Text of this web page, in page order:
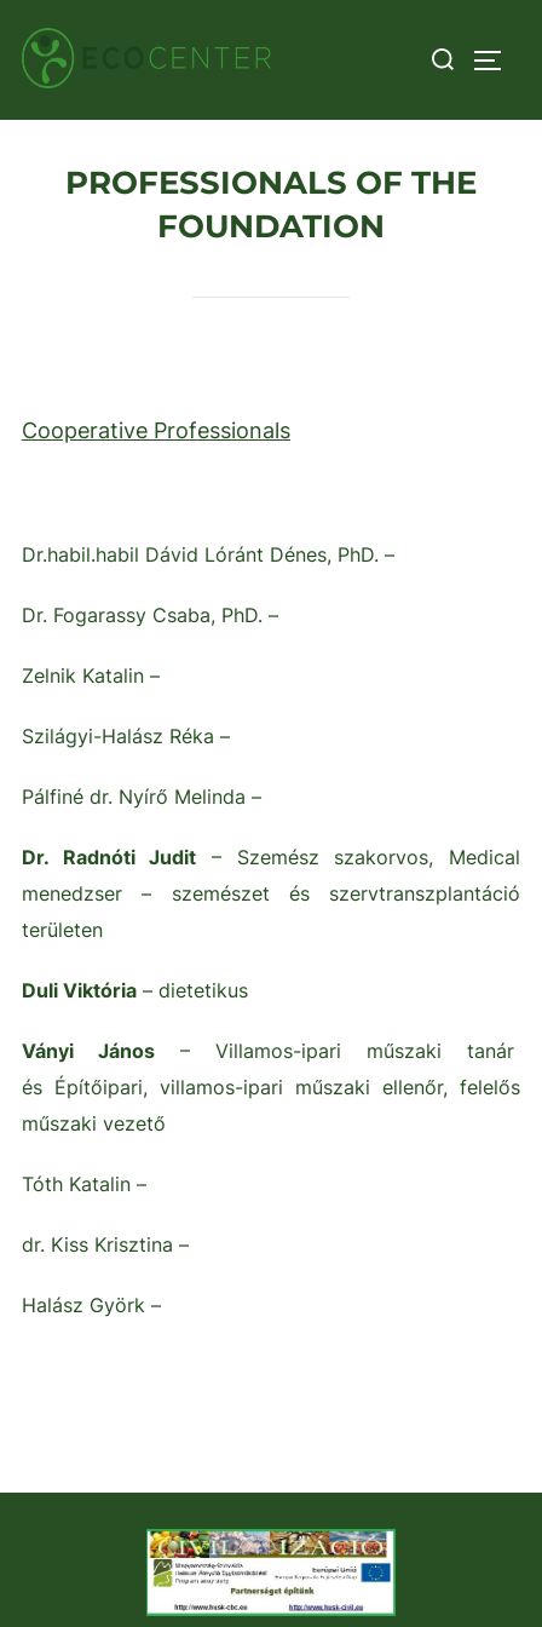
content
Search
PROFESSIONALS OF THE
FOUNDATION
Cooperative Professionals
Dr.habil.habil Dávid Lóránt Dénes, PhD. –
Dr. Fogarassy Csaba, PhD. –
Zelnik Katalin –
Szilágyi-Halász Réka –
Pálfiné dr. Nyírő Melinda –
Dr. Radnóti Judit – Szemész szakorvos, Medical
menedzser – szemészet és szervtranszplantáció
területen
Duli Viktória– dietetikus
Ványi János– Villamos-ipari műszaki tanár
és Építőipari, villamos-ipari műszaki ellenőr, felelős
műszaki vezető
Tóth Katalin –
dr. Kiss Krisztina –
Halász Györk –